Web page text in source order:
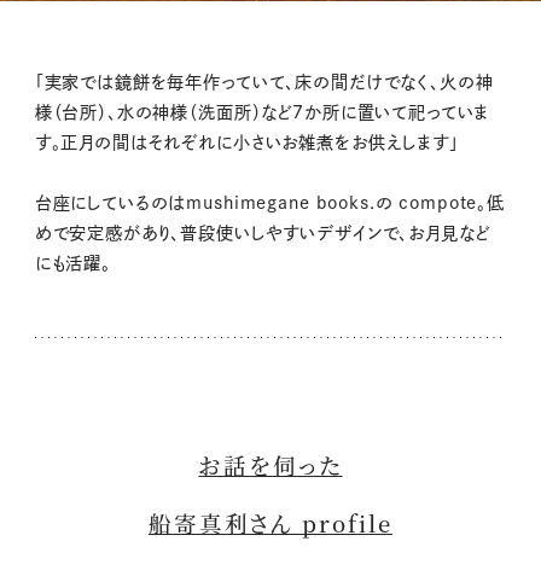
「実家では鏡餅を毎年作っていて、床の間だけでなく、火の神
様（台所）、水の神様（洗面所）など7か所に置いて祀っていま
す。正月の間はそれぞれに小さいお雑煮をお供えします」
台座にしているのはmushimegane books.の compote。低
めで安定感があり、普段使いしやすいデザインで、お月見など
にも活躍。
お話を伺った
船寄真利さん profile